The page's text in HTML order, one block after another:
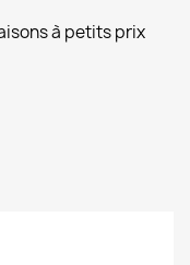
à petits prix